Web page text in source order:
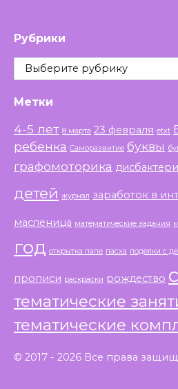
Рубрики
Рубрики
Метки
4-5 лет 8 марта 23 февраля etxt
ребенка Саморазвитие буквы
графомоторика
детей журнал заработок в
масленица математические задания
год открытка папе пасха поделки с
прописи раскраски рождество
тематические
тематические
© 2017 - 2026 Все права